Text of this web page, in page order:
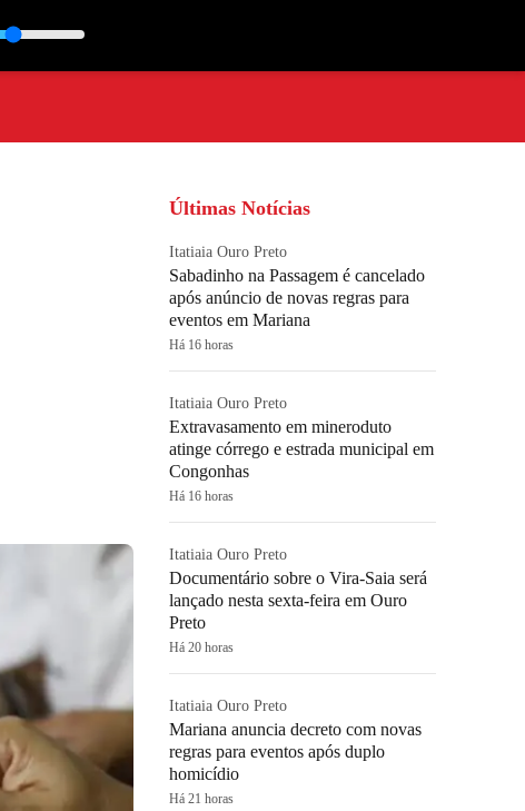
Últimas Notícias
Itatiaia Ouro Preto
Sabadinho na Passagem é cancelado
após anúncio de novas regras para
eventos em Mariana
Há 16 horas
Itatiaia Ouro Preto
Extravasamento em mineroduto
atinge córrego e estrada municipal em
Congonhas
Há 16 horas
Itatiaia Ouro Preto
Documentário sobre o Vira-Saia será
lançado nesta sexta-feira em Ouro
Preto
Há 20 horas
Itatiaia Ouro Preto
Mariana anuncia decreto com novas
regras para eventos após duplo
homicídio
Há 21 horas